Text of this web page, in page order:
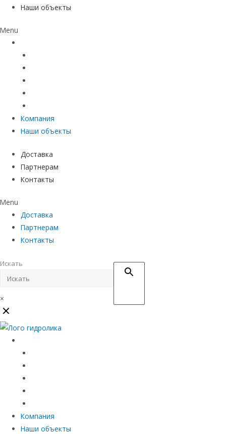
Наши объекты
Menu
Компания
Наши объекты
Доставка
Партнерам
Контакты
Menu
Доставка
Партнерам
Контакты
Искать
×
Компания
Наши объекты